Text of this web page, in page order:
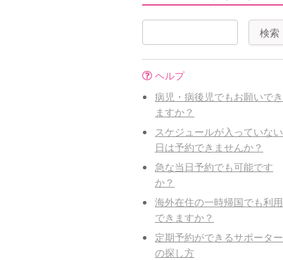
ヘルプ
病児・病後児でもお願いでき
ますか？
スケジュールが入っていない
日は予約できませんか？
急な当日予約でも可能です
か？
海外在住の一時帰国でも利用
できますか？
定期予約ができるサポーター
の探し方